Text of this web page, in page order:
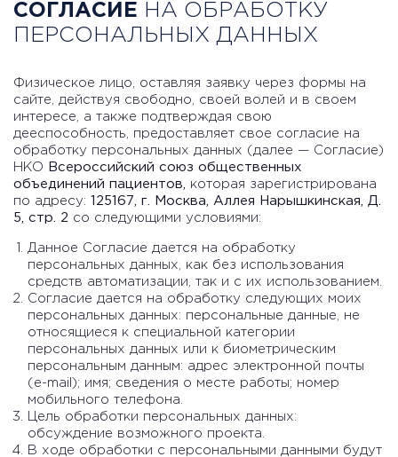
СОГЛАСИЕ НА ОБРАБОТКУ
ПЕРСОНАЛЬНЫХ ДАННЫХ
Физическое лицо, оставляя заявку через формы на
сайте, действуя свободно, своей волей и в своем
интересе, а также подтверждая свою
дееспособность, предоставляет свое согласие на
обработку персональных данных (далее — Согласие)
НКО
Всероссийский союз общественных
объединений пациентов, которая зарегистрирована
по адресу: 125167, г. Москва, Аллея Нарышкинская, Д.
5, стр. 2 со следующими условиями:
Данное Согласие дается на обработку
персональных данных, как без использования
средств автоматизации, так и с их использованием.
Согласие дается на обработку следующих моих
персональных данных: персональные данные, не
относящиеся к специальной категории
персональных данных или к биометрическим
персональным данным: адрес электронной почты
(e-mail); имя; сведения о месте работы; номер
мобильного телефона.
Цель обработки персональных данных:
обсуждение возможного проекта.
В ходе обработки с персональными данными будут